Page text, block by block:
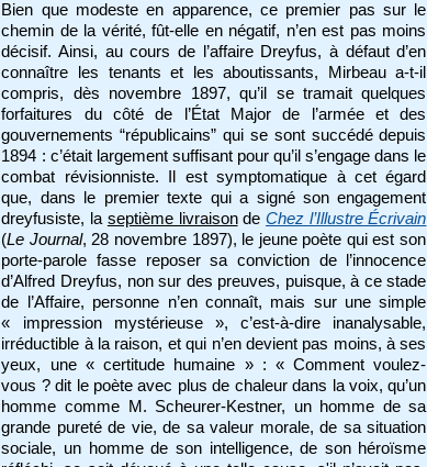
Bien que modeste en apparence, ce premier pas sur le
chemin de la vérité, fût-elle en négatif, n’en est pas moins
décisif. Ainsi, au cours de l’affaire Dreyfus, à défaut d’en
connaître les tenants et les aboutissants, Mirbeau a-t-il
compris, dès novembre 1897, qu’il se tramait quelques
forfaitures du côté de l’État Major de l’armée et des
gouvernements “républicains” qui se sont succédé depuis
1894 : c’était largement suffisant pour qu’il s’engage dans le
combat révisionniste. Il est symptomatique à cet égard
que, dans le premier texte qui a signé son engagement
dreyfusiste, la septième livraisonde Chez l’Illustre Écrivain
(Le Journal, 28 novembre 1897), le jeune poète qui est son
porte-parole fasse reposer sa conviction de l’innocence
d’Alfred Dreyfus, non sur des preuves, puisque, à ce stade
de l’Affaire, personne n’en connaît, mais sur une simple
« impression mystérieuse », c’est-à-dire inanalysable,
irréductible à la raison, et qui n’en devient pas moins, à ses
yeux, une « certitude humaine » : « Comment voulez-
vous ? dit le poète avec plus de chaleur dans la voix, qu’un
homme comme M. Scheurer-Kestner, un homme de sa
grande pureté de vie, de sa valeur morale, de sa situation
sociale, un homme de son intelligence, de son héroïsme